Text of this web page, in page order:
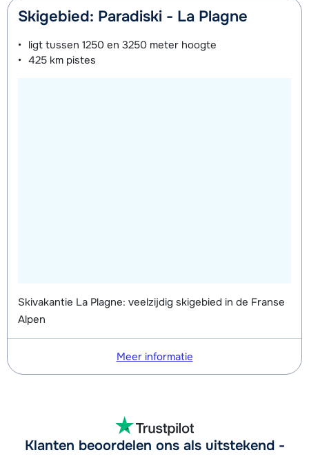
Skigebied: Paradiski - La Plagne
ligt tussen 1250 en 3250 meter hoogte
425 km pistes
Skivakantie La Plagne: veelzijdig skigebied in de Franse
Alpen
Meer informatie
Klanten beoordelen ons als uitstekend -